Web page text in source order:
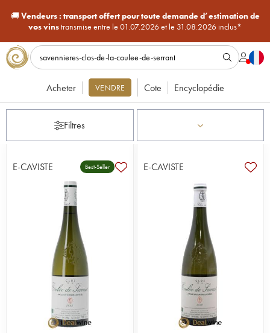
🚚Vendeurs : transport offert pour toute demande d’estimation de
vos vinstransmise entre le 01.07.2026 et le 31.08.2026 inclus*
Acheter VENDRE Cote Encyclopédie
Filtres
E-CAVISTE Best-Seller E-CAVISTE